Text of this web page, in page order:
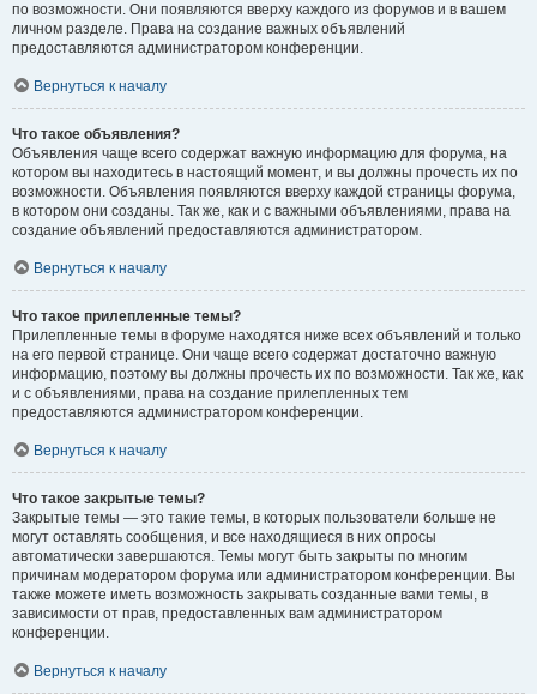
по возможности. Они появляются вверху каждого из форумов и в вашем
личном разделе. Права на создание важных объявлений
предоставляются администратором конференции.
Вернуться к началу
Что такое объявления?
Объявления чаще всего содержат важную информацию для форума, на
котором вы находитесь в настоящий момент, и вы должны прочесть их по
возможности. Объявления появляются вверху каждой страницы форума,
в котором они созданы. Так же, как и с важными объявлениями, права на
создание объявлений предоставляются администратором.
Вернуться к началу
Что такое прилепленные темы?
Прилепленные темы в форуме находятся ниже всех объявлений и только
на его первой странице. Они чаще всего содержат достаточно важную
информацию, поэтому вы должны прочесть их по возможности. Так же, как
и с объявлениями, права на создание прилепленных тем
предоставляются администратором конференции.
Вернуться к началу
Что такое закрытые темы?
Закрытые темы — это такие темы, в которых пользователи больше не
могут оставлять сообщения, и все находящиеся в них опросы
автоматически завершаются. Темы могут быть закрыты по многим
причинам модератором форума или администратором конференции. Вы
также можете иметь возможность закрывать созданные вами темы, в
зависимости от прав, предоставленных вам администратором
конференции.
Вернуться к началу